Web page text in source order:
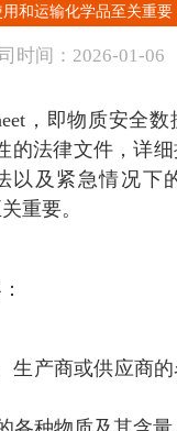
资讯
网络
我们
和运输化学品至关重要
时间： 2026-01-06
，即物质安全
的法律文件，详
以及紧急情况下
重要。
生产商或供应商